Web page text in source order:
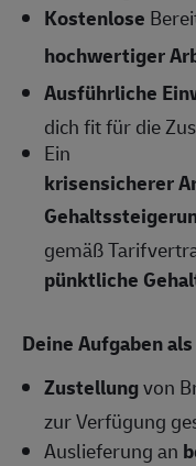
Kostenlose
hochwertiger
Ausführliche
dich fit für die
Ein
krisensicherer
gemäß
pünktliche
Deine Aufgaben
Zustellungvon
zur Verfügung
Auslieferung an